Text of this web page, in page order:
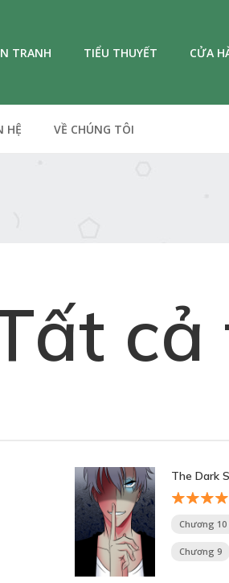
TRANH TIỂU THUYẾT CỬA
HỆ VỀ CHÚNG TÔI
cả
The Dark
Chương 10
Chương 9